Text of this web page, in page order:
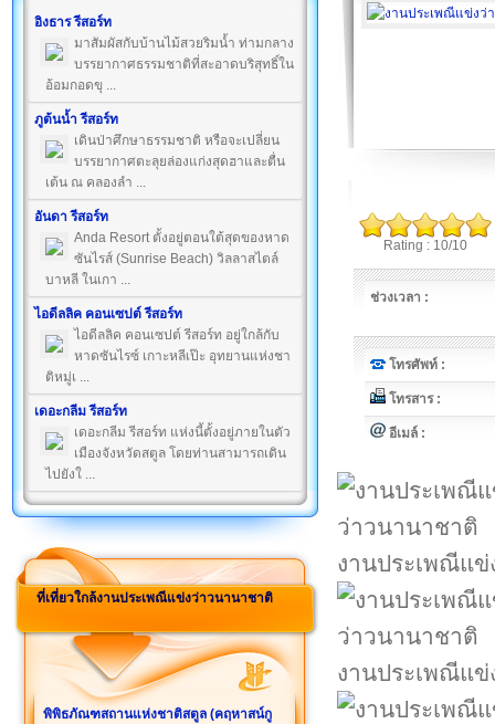
อิงธาร รีสอร์ท
มาสัมผัสกับบ้านไม้สวยริมน้ำ ท่ามกลาง
บรรยากาศธรรมชาติที่สะอาดบริสุทธิ์ใน
อ้อมกอดขุ ...
ภูต้นน้ำ รีสอร์ท
เดินป่าศึกษาธรรมชาติ หรือจะเปลี่ยน
บรรยากาศตะลุยล่องแก่งสุดฮาและตื่น
เต้น ณ คลองลำ ...
อันดา รีสอร์ท
Anda Resort ตั้งอยู่ตอนใต้สุดของหาด
ซันไรส์ (Sunrise Beach) วิลลาสไตล์
บาหลี ในเกา ...
ไอดีลลิค คอนเซปต์ รีสอร์ท
ไอดีลลิค คอนเซปต์ รีสอร์ท อยู่ใกล้กับ
หาดซันไรซ์ เกาะหลีเป๊ะ อุทยานแห่งชา
ติหมู่เ ...
เดอะกลีม รีสอร์ท
เดอะกลีม รีสอร์ท แห่งนี้ตั้งอยู่ภายในตัว
เมืองจังหวัดสตูล โดยท่านสามารถเดิน
ไปยังใ ...
ที่เที่ยวใกล้งานประเพณีแข่งว่าวนานาชาติ
พิพิธภัณฑสถานแห่งชาติสตูล (คฤหาสน์กู
Rating : 10/10
ช่วงเวลา :
โทรศัพท์ :
โทรสาร :
อีเมล์ :
งานประเพณีแ
งานประเพณีแ